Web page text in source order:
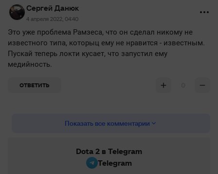
Сергей Данюк
4 апреля 2022, 04:40
Это уже проблема Рамзеса, что он сделал никому не
известного типа, которыц ему не нравится - известным.
Пускай теперь локти кусает, что запустил ему
медийность.
ОТВЕТИТЬ
Показать все комментарии
Dota 2 в Telegram
Telegram